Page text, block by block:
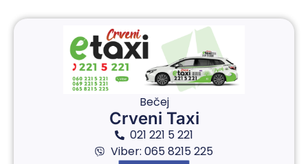
Bečej
Crveni Taxi
021 221 5 221
Viber: 065 8215 225